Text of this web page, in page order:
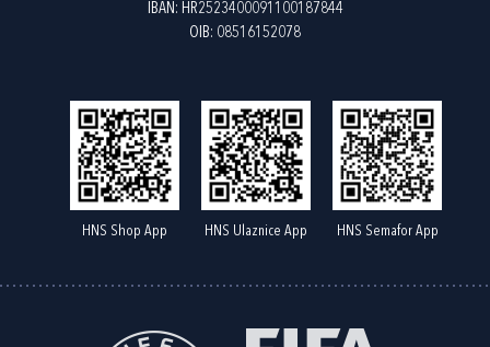
IBAN: HR2523400091100187844
OIB: 08516152078
HNS Shop App HNS Ulaznice App HNS Semafor App